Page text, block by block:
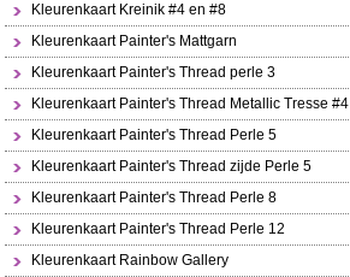
Kleurenkaart Kreinik #4 en #8
Kleurenkaart Painter's Mattgarn
Kleurenkaart Painter's Thread perle 3
Kleurenkaart Painter's Thread Metallic Tresse #4
Kleurenkaart Painter's Thread Perle 5
Kleurenkaart Painter's Thread zijde Perle 5
Kleurenkaart Painter's Thread Perle 8
Kleurenkaart Painter's Thread Perle 12
Kleurenkaart Rainbow Gallery